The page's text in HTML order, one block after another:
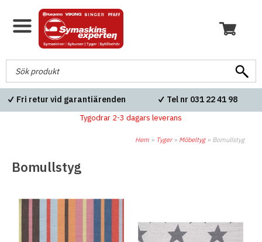
Fri retur vid garantiärenden Tel nr 031 22 41 98
Tygodrar 2-3 dagars leverans
Hem » Tyger» Möbeltyg» Bomullstyg
Bomullstyg